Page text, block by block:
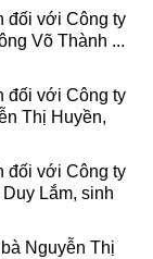
đối với Công ty
Võ Thành ...
đối với Công ty
Thị Huyền,
đối với Công ty
Lắm, sinh
Nguyễn Thị